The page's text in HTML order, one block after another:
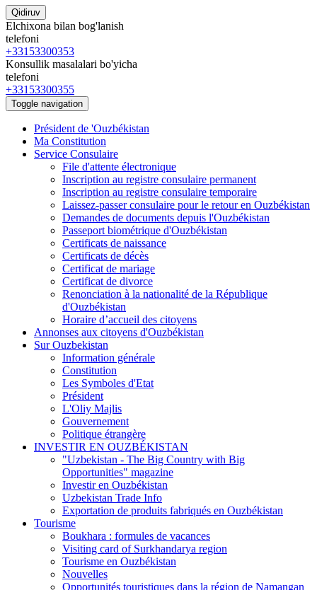
Qidiruv
Elchixona bilan bog'lanish
telefoni
+33153300353
Konsullik masalalari bo'yicha
telefoni
+33153300355
Toggle navigation
Président de 'Ouzbékistan
Ma Constitution
Service Consulaire
File d'attente électronique
Inscription au registre consulaire permanent
Inscription au registre consulaire temporaire
Laissez-passer consulaire pour le retour en Ouzbékistan
Demandes de documents depuis l'Ouzbékistan
Passeport biométrique d'Ouzbékistan
Certificats de naissance
Certificats de décès
Certificat de mariage
Certificat de divorce
Renonciation à la nationalité de la République
d'Ouzbékistan
Horaire d’accueil des citoyens
Annonses aux citoyens d'Ouzbékistan
Sur Ouzbekistan
Information générale
Constitution
Les Symboles d'Etat
Président
L'Oliy Majlis
Gouvernement
Politique étrangère
INVESTIR EN OUZBÉKISTAN
"Uzbekistan - The Big Country with Big
Opportunities" magazine
Investir en Ouzbékistan
Uzbekistan Trade Info
Exportation de produits fabriqués en Ouzbékistan
Tourisme
Boukhara : formules de vacances
Visiting card of Surkhandarya region
Tourisme en Ouzbékistan
Nouvelles
Opportunités touristiques dans la région de Namangan